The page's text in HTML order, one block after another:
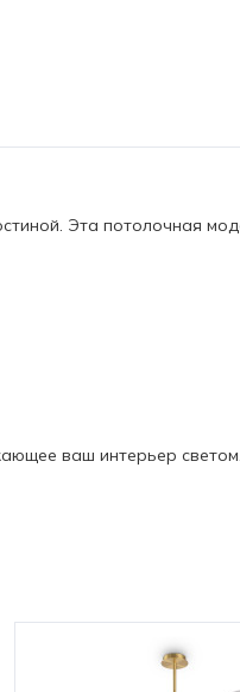
Эта потолочная
ваш интерьер светом.